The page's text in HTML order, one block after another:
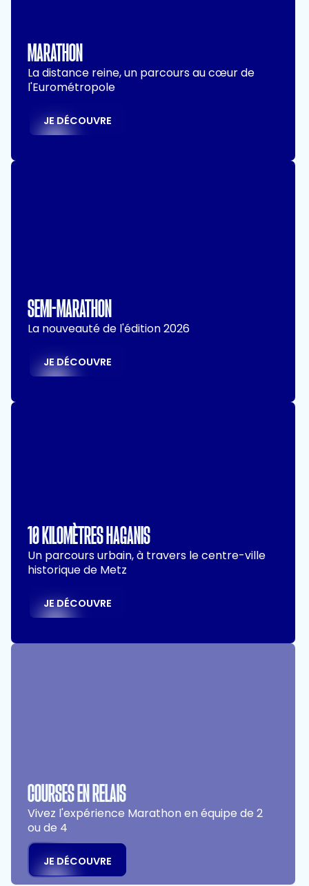
MARATHON
La distance reine, un parcours au cœur de
l'Eurométropole
JE DÉCOUVRE
SEMI-MARATHON
La nouveauté de l'édition 2026
JE DÉCOUVRE
10 KILOMÈTRES HAGANIS
Un parcours urbain, à travers le centre-ville
historique de Metz
JE DÉCOUVRE
COURSES EN RELAIS
Vivez l'expérience Marathon en équipe de 2
ou de 4
JE DÉCOUVRE